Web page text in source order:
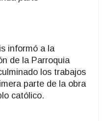
informó a la
de la Parroquia
los trabajos
parte de la obra
católico.